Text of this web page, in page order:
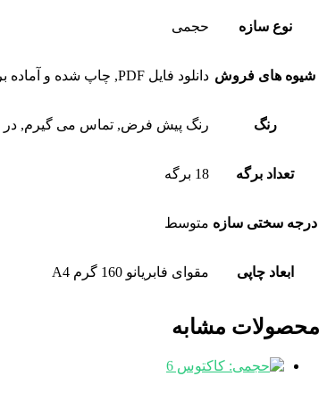
نوع سازه حجمی
شیوه های فروش دانلود فایل PDF, چاپ شده و آماده برش, ساخته شده
رنگ رنگ پیش فرض, تماس می گیرم, در
تعداد برگه 18 برگه
درجه سختی سازه متوسط
ابعاد چاپی مقوای فابریانو 160 گرم A4
محصولات مشابه